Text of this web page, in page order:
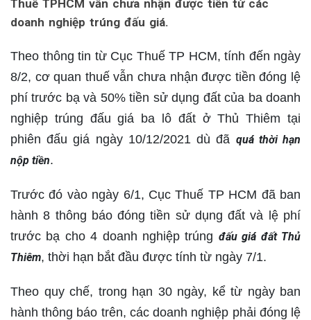
Thuế TPHCM vẫn chưa nhận được tiền từ các
doanh nghiệp trúng đấu giá.
Theo thông tin từ Cục Thuế TP HCM, tính đến ngày
8/2, cơ quan thuế vẫn chưa nhận được tiền đóng lệ
phí trước bạ và 50% tiền sử dụng đất của ba doanh
nghiệp trúng đấu giá ba lô đất ở Thủ Thiêm tại
phiên đấu giá ngày 10/12/2021 dù đã quá thời hạn
nộp tiền.
Trước đó vào ngày 6/1, Cục Thuế TP HCM đã ban
hành 8 thông báo đóng tiền sử dụng đất và lệ phí
trước bạ cho 4 doanh nghiệp trúng đấu giá đất Thủ
Thiêm, thời hạn bắt đầu được tính từ ngày 7/1.
Theo quy chế, trong hạn 30 ngày, kể từ ngày ban
hành thông báo trên, các doanh nghiệp phải đóng lệ